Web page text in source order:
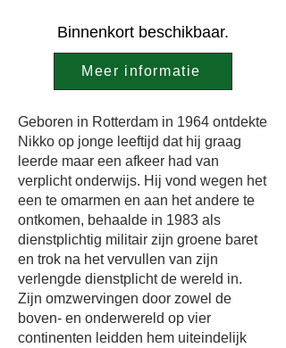
Binnenkort beschikbaar.
Meer informatie
Geboren in Rotterdam in 1964 ontdekte
Nikko op jonge leeftijd dat hij graag
leerde maar een afkeer had van
verplicht onderwijs. Hij vond wegen het
een te omarmen en aan het andere te
ontkomen, behaalde in 1983 als
dienstplichtig militair zijn groene baret
en trok na het vervullen van zijn
verlengde dienstplicht de wereld in.
Zijn omzwervingen door zowel de
boven- en onderwereld op vier
continenten leidden hem uiteindelijk